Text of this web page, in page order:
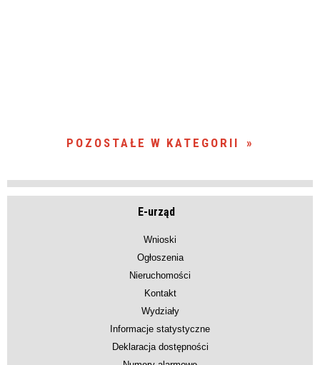
POZOSTAŁE W KATEGORII
E-urząd
Wnioski
Ogłoszenia
Nieruchomości
Kontakt
Wydziały
Informacje statystyczne
Deklaracja dostępności